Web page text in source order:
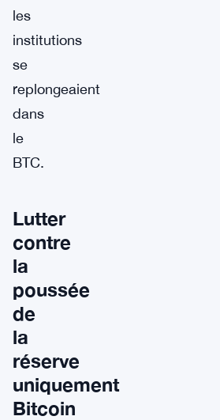
les
institutions
se
replongeaient
dans
le
BTC.
Lutter
contre
la
poussée
de
la
réserve
uniquement
Bitcoin